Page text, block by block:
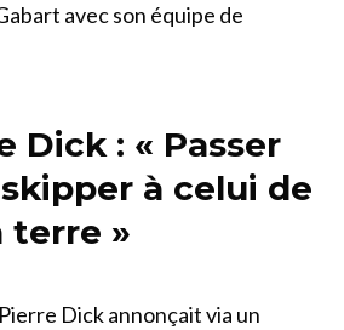
avec son équipe de
Dick : « Passer
à celui de
terre »
Dick annonçait via un